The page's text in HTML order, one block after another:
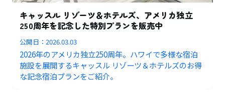
キャッスル リゾーツ＆ホテルズ、アメリカ独立
250周年を記念した特別プランを販売中
公開日：2026.03.03
2026年のアメリカ独立250周年。ハワイで多様な宿泊
施設を展開するキャッスル リゾーツ＆ホテルズのお得
な記念宿泊プランをご紹介。